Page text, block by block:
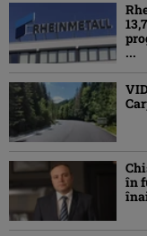
...
în